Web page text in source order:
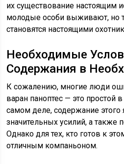
их существование настоящим
молодые особи выживают, но
становятся настоящими
Необходимые
Содержания в
К сожалению, многие люди
варан паноптес — это простой
самом деле, содержание этого
значительных усилий, а также
Однако для тех, кто готов к
отличным компаньоном.